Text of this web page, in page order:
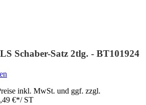
Schaber-Satz 2tlg. - BT101924
inkl. MwSt. und ggf. zzgl.
€*/ ST